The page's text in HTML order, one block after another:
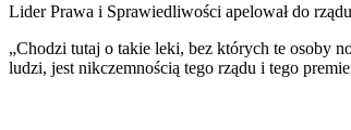
Lider Prawa i Sprawiedliwości apelował do
„Chodzi tutaj o takie leki, bez których te osoby
ludzi, jest nikczemnością tego rządu i tego